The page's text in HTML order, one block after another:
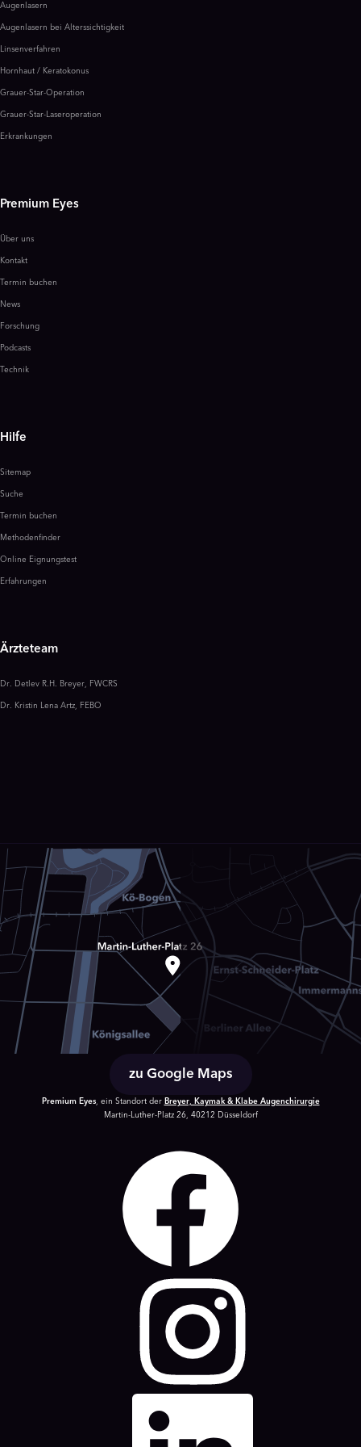
Augenlasern
Augenlasern bei Alterssichtigkeit
Linsenverfahren
Hornhaut / Keratokonus
Grauer-Star-Operation
Grauer-Star-Laseroperation
Erkrankungen
Premium Eyes
Über uns
Kontakt
Termin buchen
News
Forschung
Podcasts
Technik
Hilfe
Sitemap
Suche
Termin buchen
Methodenfinder
Online Eignungstest
Erfahrungen
Ärzteteam
Dr. Detlev R.H. Breyer, FWCRS
Dr. Kristin Lena Artz, FEBO
zu Google Maps
Premium Eyes, ein Standort der Breyer, Kaymak & Klabe Augenchirurgie
Martin-Luther-Platz 26, 40212 Düsseldorf